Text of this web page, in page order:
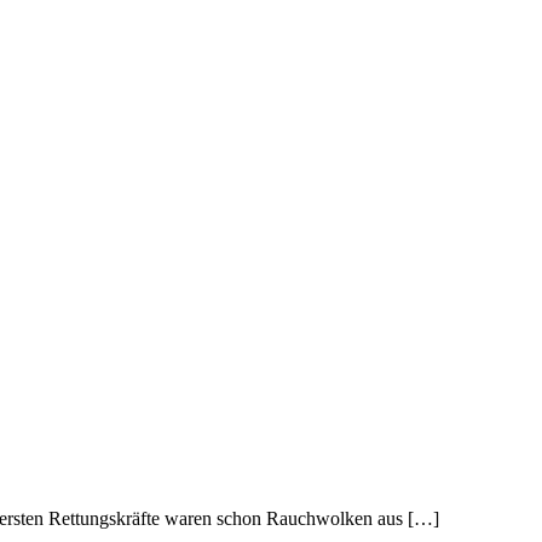
Rettungskräfte waren schon Rauchwolken aus […]